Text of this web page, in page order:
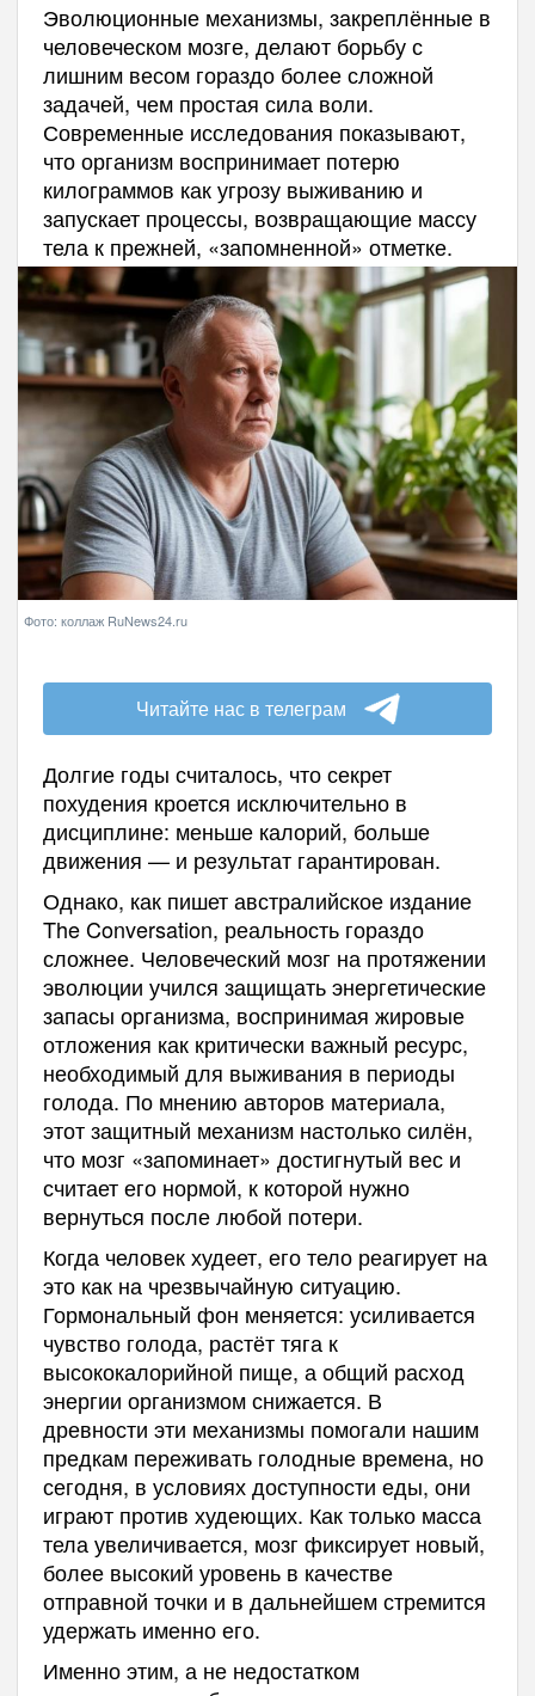
Эволюционные механизмы, закреплённые в
человеческом мозге, делают борьбу с
лишним весом гораздо более сложной
задачей, чем простая сила воли.
Современные исследования показывают,
что организм воспринимает потерю
килограммов как угрозу выживанию и
запускает процессы, возвращающие массу
тела к прежней, «запомненной» отметке.
Фото: коллаж RuNews24.ru
Читайте нас в телеграм
Долгие годы считалось, что секрет
похудения кроется исключительно в
дисциплине: меньше калорий, больше
движения — и результат гарантирован.
Однако, как пишет австралийское издание
The Conversation, реальность гораздо
сложнее. Человеческий мозг на протяжении
эволюции учился защищать энергетические
запасы организма, воспринимая жировые
отложения как критически важный ресурс,
необходимый для выживания в периоды
голода. По мнению авторов материала,
этот защитный механизм настолько силён,
что мозг «запоминает» достигнутый вес и
считает его нормой, к которой нужно
вернуться после любой потери.
Когда человек худеет, его тело реагирует на
это как на чрезвычайную ситуацию.
Гормональный фон меняется: усиливается
чувство голода, растёт тяга к
высококалорийной пище, а общий расход
энергии организмом снижается. В
древности эти механизмы помогали нашим
предкам переживать голодные времена, но
сегодня, в условиях доступности еды, они
играют против худеющих. Как только масса
тела увеличивается, мозг фиксирует новый,
более высокий уровень в качестве
отправной точки и в дальнейшем стремится
удержать именно его.
Именно этим, а не недостатком